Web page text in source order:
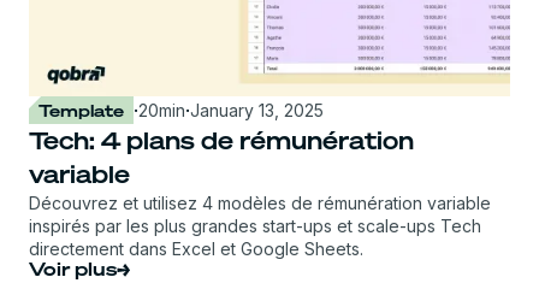
Template ·20min·January 13, 2025
Tech: 4 plans de rémunération
variable
Découvrez et utilisez 4 modèles de rémunération variable
inspirés par les plus grandes start-ups et scale-ups Tech
directement dans Excel et Google Sheets.
Voir plus